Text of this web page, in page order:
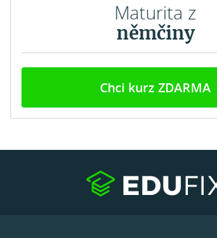
Maturita z
němčiny
Chci kurz ZDARMA